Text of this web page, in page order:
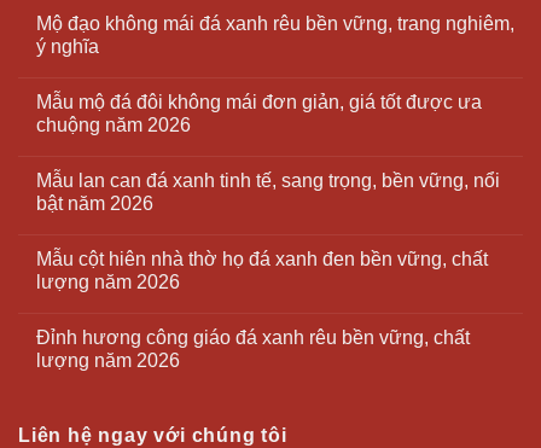
Mộ đạo không mái đá xanh rêu bền vững, trang nghiêm,
ý nghĩa
Mẫu mộ đá đôi không mái đơn giản, giá tốt được ưa
chuộng năm 2026
Mẫu lan can đá xanh tinh tế, sang trọng, bền vững, nổi
bật năm 2026
Mẫu cột hiên nhà thờ họ đá xanh đen bền vững, chất
lượng năm 2026
Đỉnh hương công giáo đá xanh rêu bền vững, chất
lượng năm 2026
Liên hệ ngay với chúng tôi